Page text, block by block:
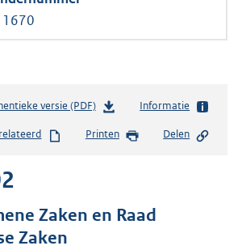
versie (PDF)b
s
s
Informatie
Printen Delen
Zaken en Raad
Zaken